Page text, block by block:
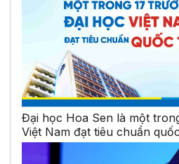
Đại học Hoa Sen là một
Việt Nam đạt tiêu chuẩn